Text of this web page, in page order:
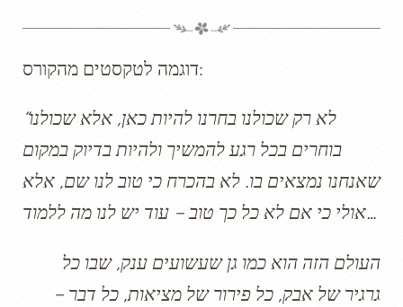
דוגמה לטקסטים מהקורס:
“לא רק שכולנו בחרנו להיות כאן, אלא שכולנו
בוחרים בכל רגע להמשיך ולהיות בדיוק במקום
שאנחנו נמצאים בו. לא בהכרח כי טוב לנו שם, אלא
אולי כי אם לא כל כך טוב – עוד יש לנו מה ללמוד…
העולם הזה הוא כמו גן שעשועים ענק, שבו כל
גרגיר של אבק, כל פירור של מציאות, כל דבר –